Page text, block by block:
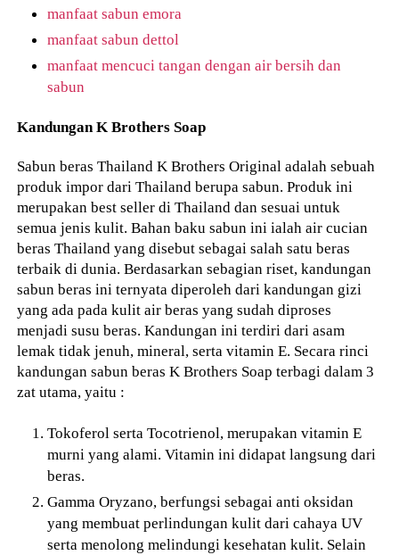
manfaat sabun emora
manfaat sabun dettol
manfaat mencuci tangan dengan air bersih dan
sabun
Kandungan K Brothers Soap
Sabun beras Thailand K Brothers Original adalah sebuah
produk impor dari Thailand berupa sabun. Produk ini
merupakan best seller di Thailand dan sesuai untuk
semua jenis kulit. Bahan baku sabun ini ialah air cucian
beras Thailand yang disebut sebagai salah satu beras
terbaik di dunia. Berdasarkan sebagian riset, kandungan
sabun beras ini ternyata diperoleh dari kandungan gizi
yang ada pada kulit air beras yang sudah diproses
menjadi susu beras. Kandungan ini terdiri dari asam
lemak tidak jenuh, mineral, serta vitamin E. Secara rinci
kandungan sabun beras K Brothers Soap terbagi dalam 3
zat utama, yaitu :
Tokoferol serta Tocotrienol, merupakan vitamin E
murni yang alami. Vitamin ini didapat langsung dari
beras.
Gamma Oryzano, berfungsi sebagai anti oksidan
yang membuat perlindungan kulit dari cahaya UV
serta menolong melindungi kesehatan kulit. Selain